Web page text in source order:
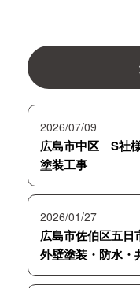
2026/07/09
広島市中区 S社
塗装工事
2026/01/27
広島市佐伯区五日
外壁塗装・防水・